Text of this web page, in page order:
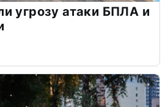
угрозу атаки БПЛА и